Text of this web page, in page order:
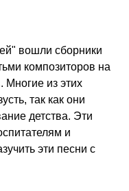
вошли сборники
композиторов на
Многие из этих
так как они
детства. Эти
и
эти песни с